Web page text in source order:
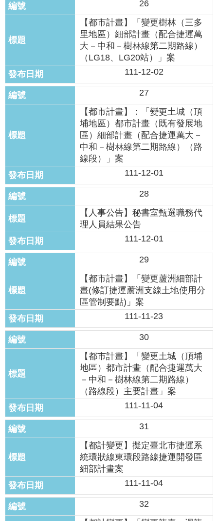
情
見
問
答
詞
臺
北
通
台
北
服
務
通
隱
私
與
網
站
安
策
政
府
網
站
料
開
宣
告
聯
26
【都市計畫】「變更樹林（三多
里地區）細部計畫（配合捷運萬
大－中和－樹林線第二期路線）
（LG18、LG20站）」案
111-12-02
27
【都市計畫】：「變更土城（頂
埔地區）都市計畫（既有發展地
區）細部計畫（配合捷運萬大－
中和－樹林線第二期路線）（路
線段）」案
111-12-01
28
【人事公告】秘書室甄選職務代
理人員結果公告
111-12-01
29
【都市計畫】「變更蘆洲細部計
畫(修訂捷運蘆洲支線土地使用分
區管制要點)」案
111-11-23
30
【都市計畫】「變更土城（頂埔
地區）都市計畫（配合捷運萬大
－中和－樹林線第二期路線）
（路線段）主要計畫」案
111-11-04
31
【都計變更】擬定臺北市捷運系
統環狀線東環段路線捷運開發區
細部計畫案
111-11-04
32